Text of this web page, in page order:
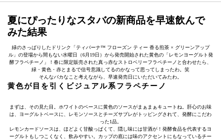
夏にぴったりなスタバの新商品を早速飲んで
みた結果
緑のさっぱりしたドリンク「ティバーナ™ フローズン ティー 香る煎茶 × グリーンアップ
ル」の登場から間もない水曜日（6月19日）から発売開始された黄色の「レモンヨーグルト発
酵フラペチーノ」！春に限定販売された真っ赤なストロベリーフラペチーノと合わせたら、
緑・黄色・赤とまるで信号意識してるのかなって思ってしまったわ。笑
そんなバカなこと考えながら、早速発売日にいただいてみたわ。
黄色が目を引くビジュアル系フラペチーノ
まずは、その見た目。ホワイトのベースに黄色のソースがまぁまぁキュートね。肝心のお味
は、ヨーグルトベースに、レモンソースとチーズサブレがトッピングされて、発酵にこだわ
った1品。
レモンカードソースは、ほどよく甘酸っぱくて、隠し味には甘酒が！発酵食品を代表するヨ
ーグルトもしつこくなく、飲みやすい。カップの底には味のアクセントにもなっているチー